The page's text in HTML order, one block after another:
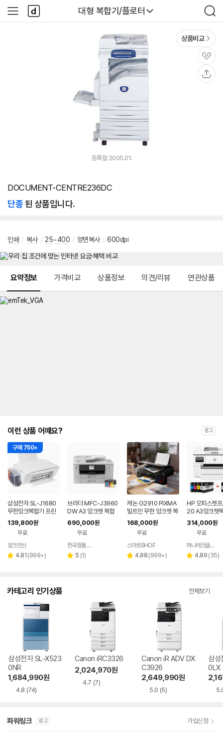
다나와
대형 복합기/플로터
검
색
사
이
다
나
와
상품비교
관
심
등록월 2005.01.
DOCUMENT-CENTRE236DC
단종된 상품입니다.
인쇄 / 복사 / 25~400 / 양면복사 / 600dpi
요약정보 가격비교 상품정보 의견/리뷰 연관상품
이런 상품 어때요? 광고
구매 750+
삼성전자 SL-J1680
무한잉크복합기 프린
터기 가정용 프린트기
잉크젯 무한리필 컬러
139,800원
무료
페이
잉크전산
별 4.81 리
(999+)
브라더 MFC-J3960
DW A3 잉크젯 복합
기 팩스 인쇄 복사 스캔
자동양면인쇄 WIFI
690,000원
무료
한국정품 프린터몰
별 5 리
(1)
캐논 G2910 PIXMA
빌트인 무한 잉크젯 복
합기 가정용 프린터 잉
크포함
168,000원
무료
페이
스마트SHOP
별 4.88 리
(999+)
HP 오피스젯
20 A3잉크젯
호환잉크
1개 추가
속모델
314,000원
무료
하나테크글로벌
별 4.89 리
(35)
카테고리 인기상품 전체보기
삼성전자 SL-X523
0NR
1,684,990원
4.8 (74)
Canon iRC3326
2,024,970원
4.7 (7)
Canon iR ADV DX
C3926
2,649,990원
5.0 (5)
삼
0LX
파워링크 광고 가입신청